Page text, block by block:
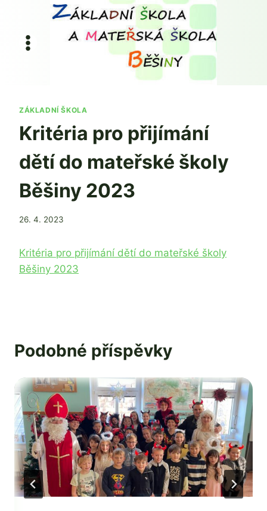
obsah
ZÁKLADNÍ ŠKOLA
Kritéria pro přijímání
dětí do mateřské školy
Běšiny 2023
Od
26. 4. 2023
Kritéria pro přijímání dětí do mateřské školy
Běšiny 2023
Podobné příspěvky